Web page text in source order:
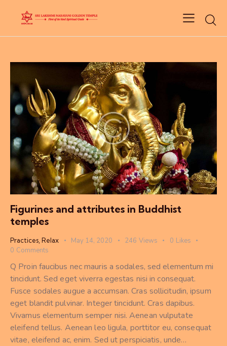
Figurines and attributes in Buddhist
temples
Practices, Relax May 14, 2020 246 Views 0 Likes
0 Comments
Q Proin faucibus nec mauris a sodales, sed elementum mi
tincidunt. Sed eget viverra egestas nisi in consequat.
Fusce sodales augue a accumsan. Cras sollicitudin, ipsum
eget blandit pulvinar. Integer tincidunt. Cras dapibus.
Vivamus elementum semper nisi. Aenean vulputate
eleifend tellus. Aenean leo ligula, porttitor eu, consequat
vitae, eleifend ac, enim. Sed ut perspiciatis, unde…